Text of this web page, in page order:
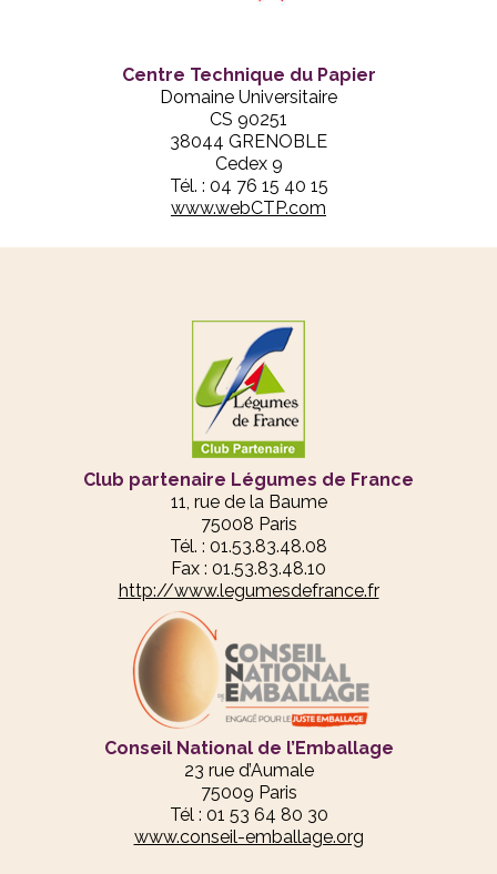
Centre Technique du Papier
Domaine Universitaire
CS 90251
38044 GRENOBLE
Cedex 9
Tél. : 04 76 15 40 15
www.webCTP.com
Club partenaire Légumes de France
11, rue de la Baume
75008 Paris
Tél. : 01.53.83.48.08
Fax : 01.53.83.48.10
http://www.legumesdefrance.fr
Conseil National de l’Emballage
23 rue d’Aumale
75009 Paris
Tél : 01 53 64 80 30
www.conseil-emballage.org